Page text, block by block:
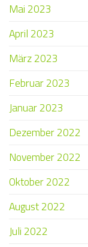
Mai 2023
April 2023
März 2023
Februar 2023
Januar 2023
Dezember 2022
November 2022
Oktober 2022
August 2022
Juli 2022